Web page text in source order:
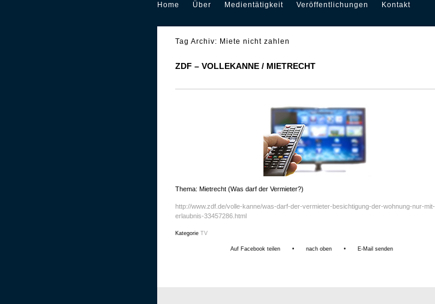
Home Über Medientätigkeit Veröffentlichungen Kontakt
Tag Archiv: Miete nicht zahlen
ZDF – VOLLEKANNE / MIETRECHT
Thema: Mietrecht (Was darf der Vermieter?)
http://www.zdf.de/volle-kanne/was-darf-der-vermieter-besichtigung-der-wohnung-nur-mit-
erlaubnis-33457286.html
Kategorie TV
Auf Facebook teilen • nach oben • E-Mail senden